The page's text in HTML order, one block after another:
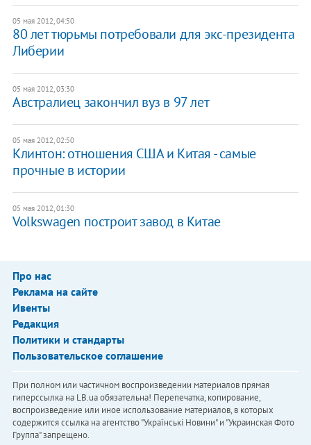
05 мая 2012, 04:50
80 лет тюрьмы потребовали для экс-президента
Либерии
05 мая 2012, 03:30
Австралиец закончил вуз в 97 лет
05 мая 2012, 02:50
Клинтон: отношения США и Китая - самые
прочные в истории
05 мая 2012, 01:30
Volkswagen построит завод в Китае
Про нас
Реклама на сайте
Ивенты
Редакция
Политики и стандарты
Пользовательское соглашение
При полном или частичном воспроизведении материалов прямая
гиперссылка на LB.ua обязательна! Перепечатка, копирование,
воспроизведение или иное использование материалов, в которых
содержится ссылка на агентство "Українськi Новини" и "Украинская Фото
Группа" запрещено.